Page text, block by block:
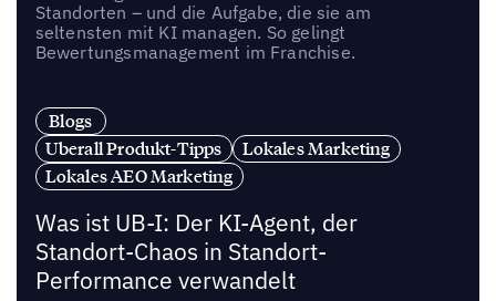
Standorten – und die Aufgabe, die sie am
seltensten mit KI managen. So gelingt
Bewertungsmanagement im Franchise.
Blogs
Uberall Produkt-Tipps
Lokales Marketing
Lokales AEO Marketing
Was ist UB-I: Der KI-Agent, der
Standort-Chaos in Standort-
Performance verwandelt